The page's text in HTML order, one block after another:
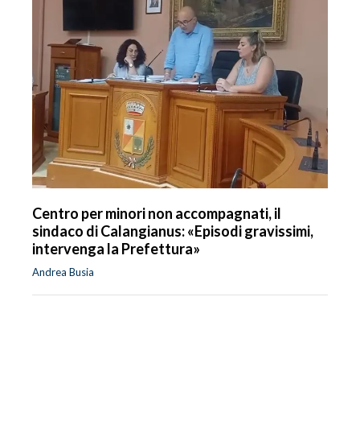
Centro per minori non accompagnati, il
sindaco di Calangianus: «Episodi gravissimi,
intervenga la Prefettura»
Andrea Busia